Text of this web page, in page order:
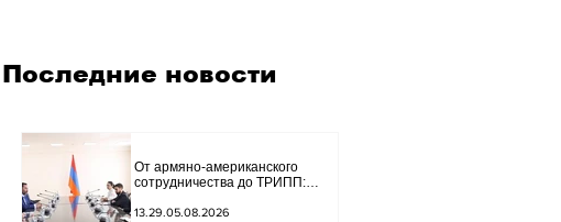
Последние новости
От армяно-американского
сотрудничества до ТРИПП:
советника специального
13.29.05.08.2026